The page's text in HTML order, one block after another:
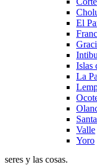
El
Islas
La
Valle
Yoro
seres y las cosas.